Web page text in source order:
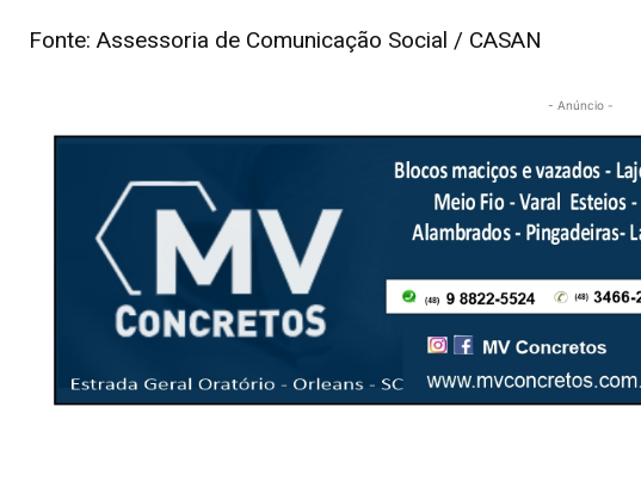
Fonte: Assessoria de Comunicação Social / CASAN
- Anúncio -